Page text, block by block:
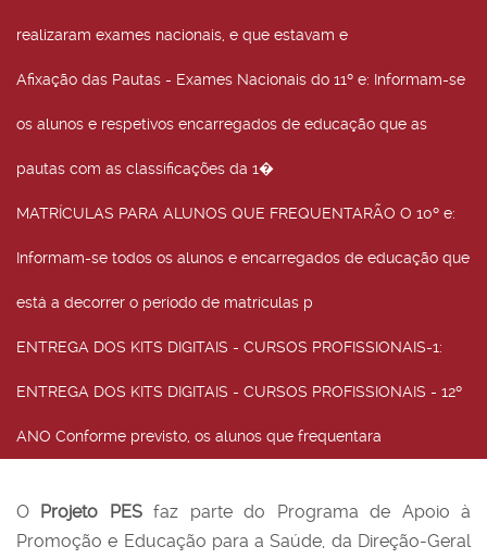
realizaram exames nacionais, e que estavam e
Afixação das Pautas - Exames Nacionais do 11º e: Informam-se
os alunos e respetivos encarregados de educação que as
pautas com as classificações da 1�
MATRÍCULAS PARA ALUNOS QUE FREQUENTARÃO O 10º e:
Informam-se todos os alunos e encarregados de educação que
está a decorrer o período de matrículas p
ENTREGA DOS KITS DIGITAIS - CURSOS PROFISSIONAIS-1:
ENTREGA DOS KITS DIGITAIS - CURSOS PROFISSIONAIS - 12º
ANO Conforme previsto, os alunos que frequentara
O Projeto PESfaz parte do Programa de Apoio à
Promoção e Educação para a Saúde, da Direção-Geral